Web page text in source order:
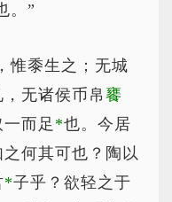
。”
惟黍生之；无城
无诸侯币帛 饔
而足 *也。今居
之何其可也？陶以
*子乎？欲轻之于